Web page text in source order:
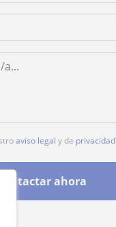
aviso legal y de privacidad
Contactar ahora